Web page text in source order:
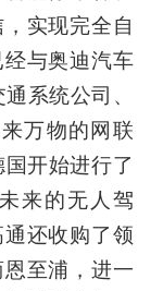
实现完全自
与奥迪汽车
系统公司、
万物的网联
开始进行了
来的无人驾
还收购了领
至浦，进一